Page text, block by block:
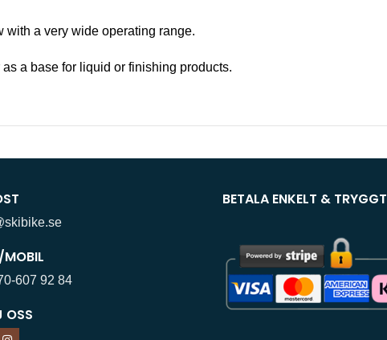
a very wide operating range.
a base for liquid or finishing products.
607 92 84
OSS
BETALA ENKELT & TRYGGT